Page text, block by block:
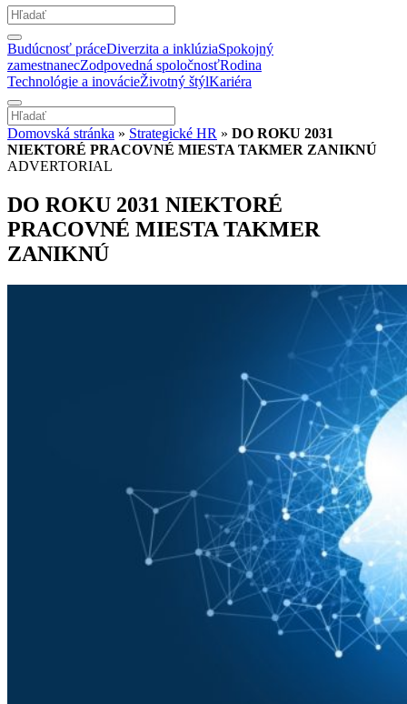
Budúcnosť práceDiverzita a inklúziaSpokojný
zamestnanecZodpovedná spoločnosťRodina
Technológie a inovácieŽivotný štýlKariéra
Domovská stránka » Strategické HR » DO ROKU 2031
NIEKTORÉ PRACOVNÉ MIESTA TAKMER ZANIKNÚ
ADVERTORIAL
DO ROKU 2031 NIEKTORÉ
PRACOVNÉ MIESTA TAKMER
ZANIKNÚ